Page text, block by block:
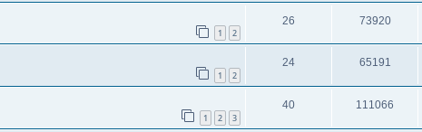
1 2
26 73920
1 2
24 65191
1 2 3
40 111066